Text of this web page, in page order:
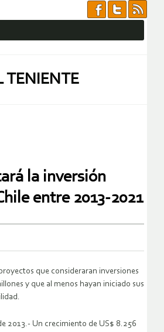
TENIENTE
la inversión
entre 2013-2021
que consideraran inversiones
y que al menos hayan iniciado sus
2013.- Un crecimiento de US$ 8.256